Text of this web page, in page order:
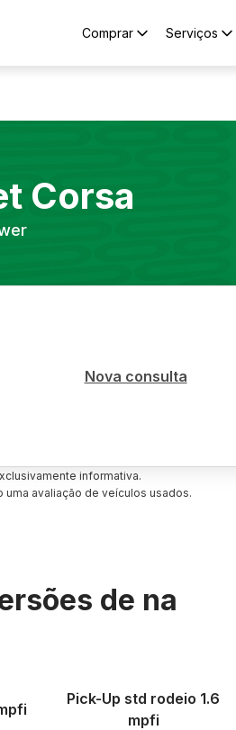
Comprar Serviços
Corsa
Nova consulta
informativa.
avaliação de veículos usados.
de na
Pick-Up std rodeio 1.6
mpfi